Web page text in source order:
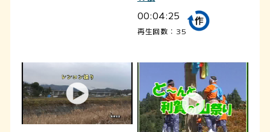
00:04:25
再生回数：35